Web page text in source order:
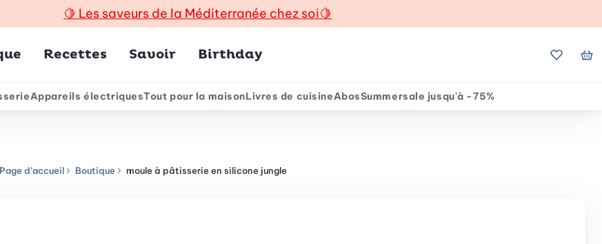
🍋 Les saveurs de la Méditerranée chez soi🍋
Recettes Savoir Birthday Mes
Appareils électriquesTout pour la maisonLivres de cuisineAbosSummersale jusqu'à -75%
Page d’accueil Boutique moule à pâtisserie en silicone jungle